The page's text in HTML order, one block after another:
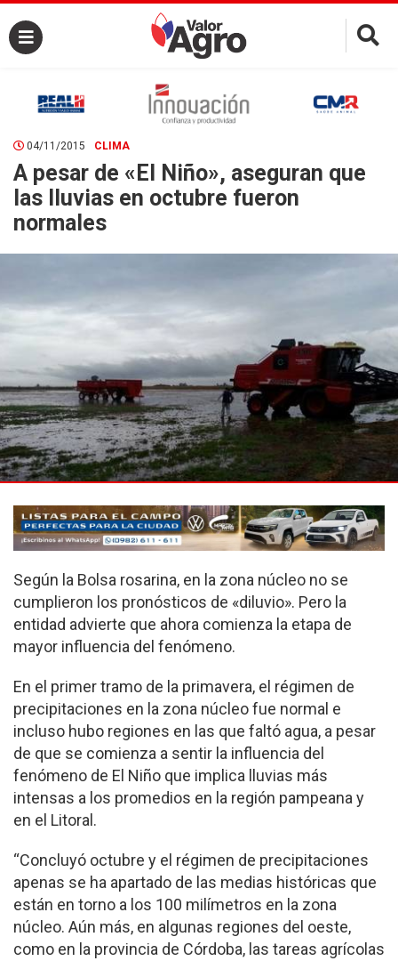
×
04/11/2015 CLIMA
A pesar de «El Niño», aseguran que
las lluvias en octubre fueron
normales
Según la Bolsa rosarina, en la zona núcleo no se
cumplieron los pronósticos de «diluvio». Pero la
entidad advierte que ahora comienza la etapa de
mayor influencia del fenómeno.
En el primer tramo de la primavera, el régimen de
precipitaciones en la zona núcleo fue normal e
incluso hubo regiones en las que faltó agua, a pesar
de que se comienza a sentir la influencia del
fenómeno de El Niño que implica lluvias más
intensas a los promedios en la región pampeana y
en el Litoral.
“Concluyó octubre y el régimen de precipitaciones
apenas se ha apartado de las medias históricas que
están en torno a los 100 milímetros en la zona
núcleo. Aún más, en algunas regiones del oeste,
como en la provincia de Córdoba, las tareas agrícolas